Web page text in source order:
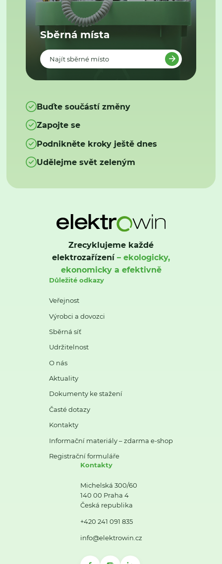
Sběrná místa
Najít sběrné místo
Buďte součástí změny
Zapojte se
Podnikněte kroky ještě dnes
Udělejme svět zeleným
Zrecyklujeme každé
elektrozařízení– ekologicky,
ekonomicky a efektivně
Důležité odkazy
Veřejnost
Výrobci a dovozci
Sběrná síť
Udržitelnost
O nás
Aktuality
Dokumenty ke stažení
Časté dotazy
Kontakty
Informační materiály – zdarma e-shop
Registrační formuláře
Kontakty
Michelská 300/60
140 00 Praha 4
Česká republika
+420 241 091 835
info@elektrowin.cz